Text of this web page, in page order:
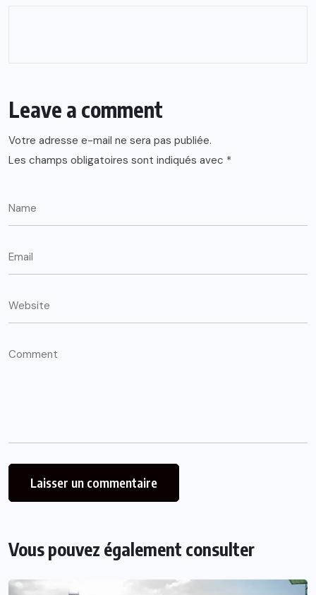
Leave a comment
Votre adresse e-mail ne sera pas publiée.
Les champs obligatoires sont indiqués avec *
Vous pouvez également consulter